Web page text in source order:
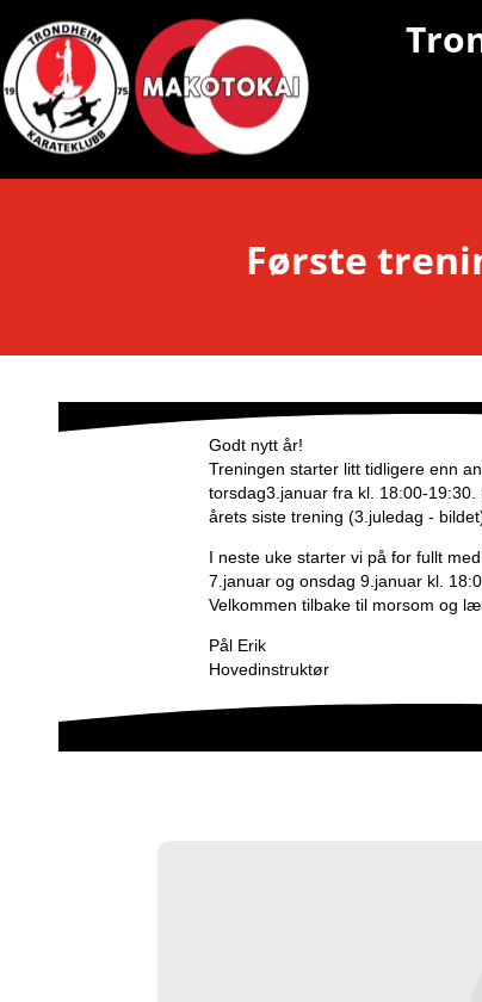
Første
Godt nytt år!
Treningen starter litt tidligere enn
torsdag3.januar fra kl. 18:00-
årets siste trening (3.juledag -
I neste uke starter vi på for fullt
7.januar og onsdag 9.januar kl.
Velkommen tilbake til morsom og
Pål Erik
Hovedinstruktør